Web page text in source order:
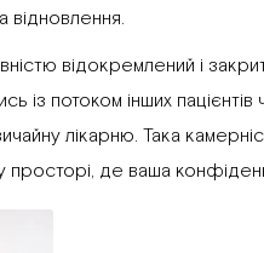
відновлення.
відокремлений і
потоком інших пацієнтів
лікарню. Така
де ваша